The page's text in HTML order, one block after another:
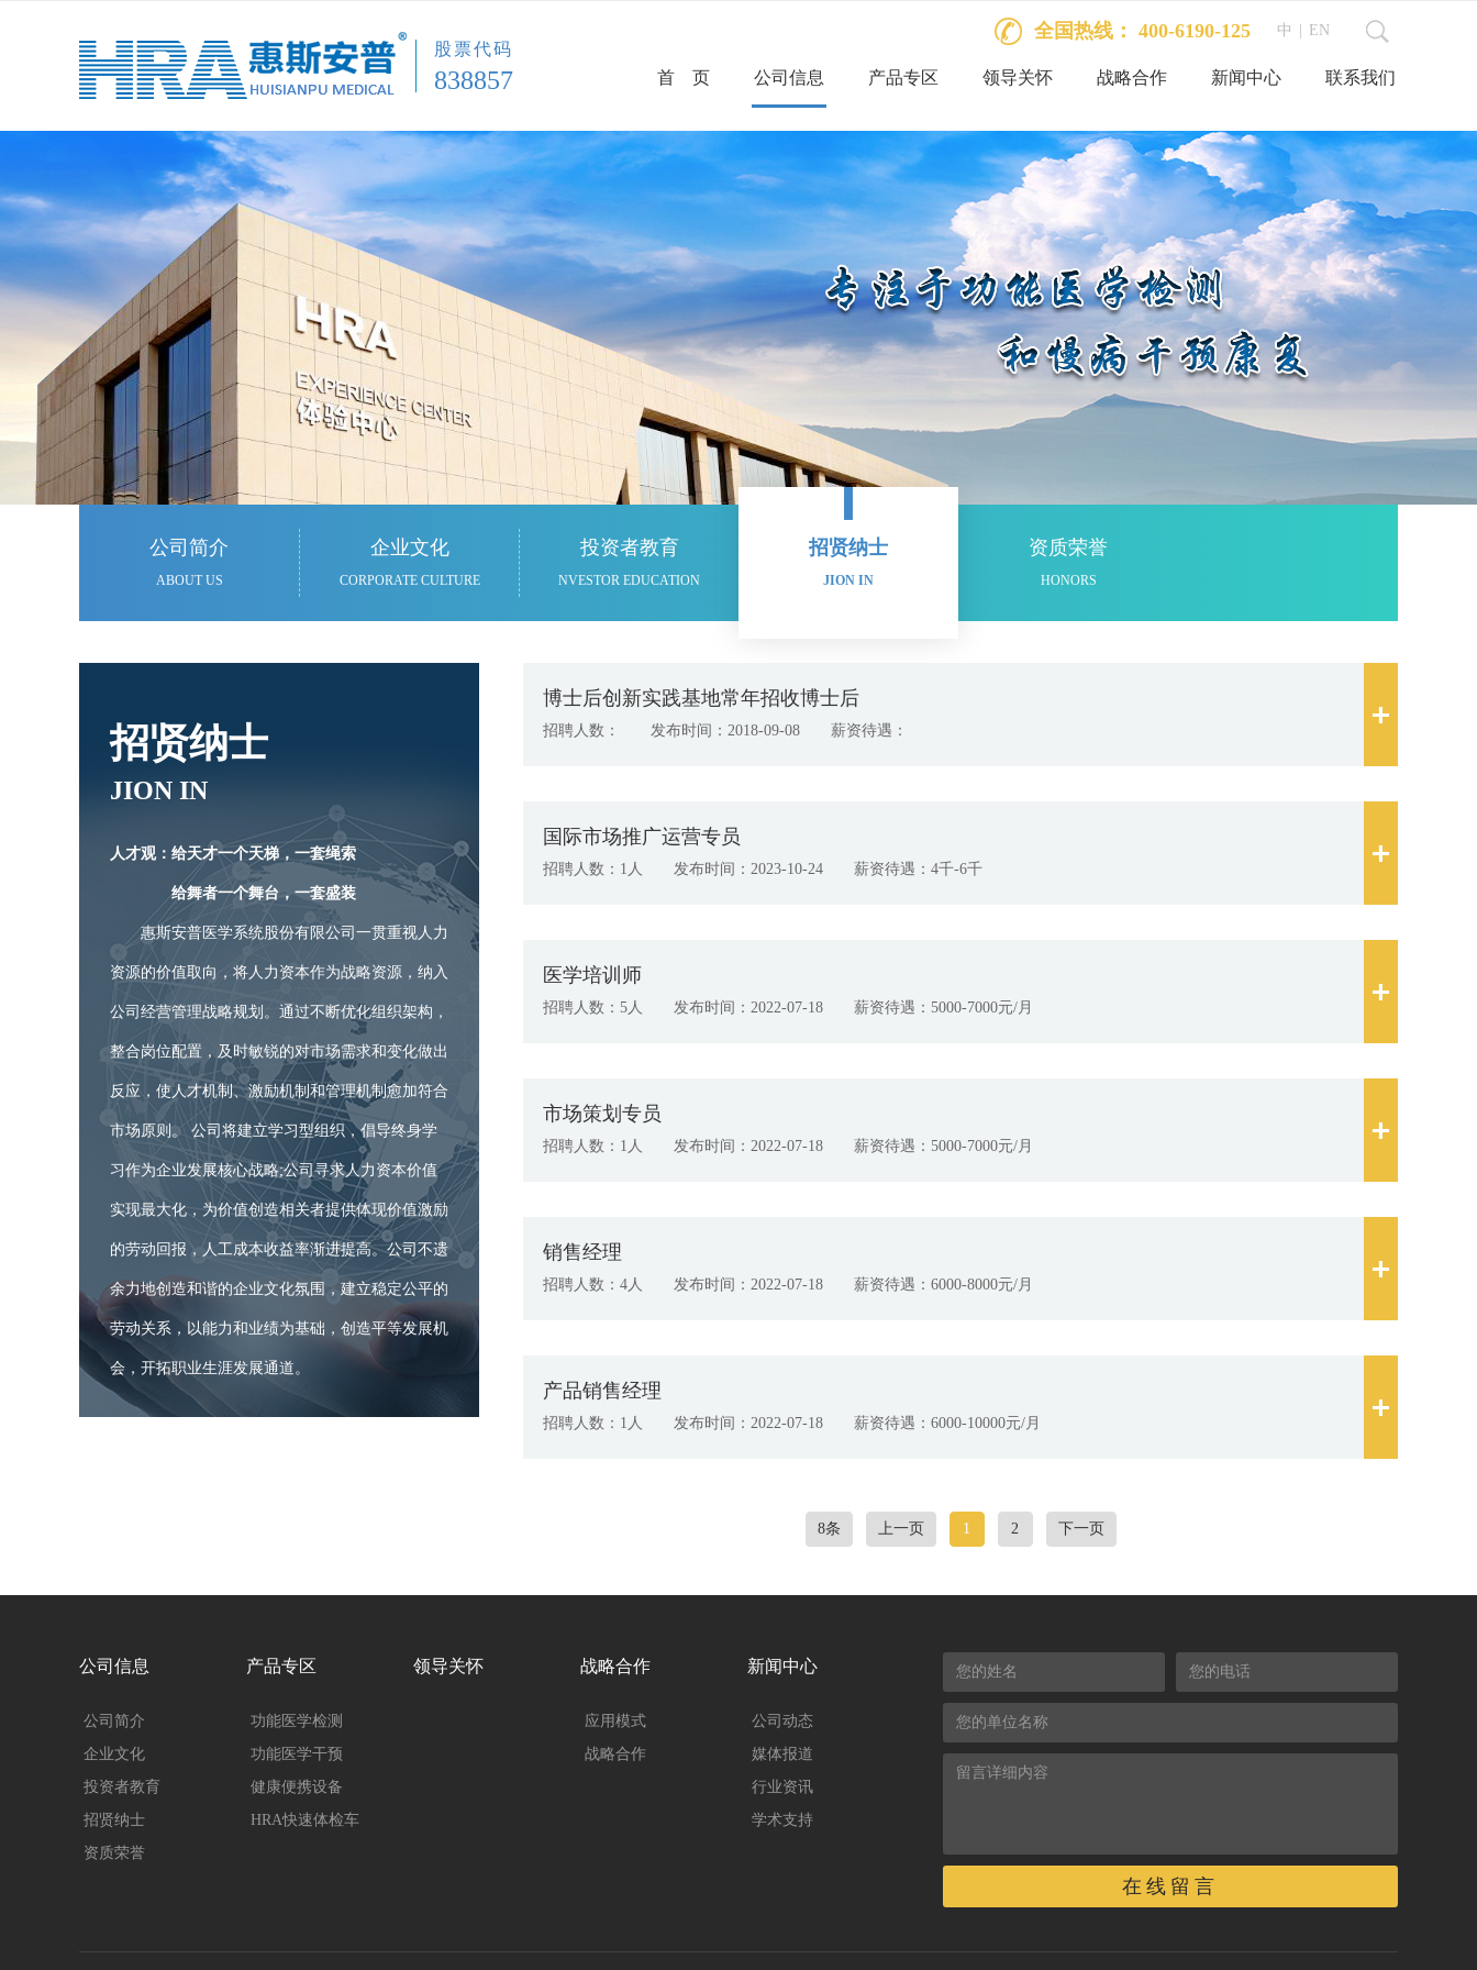
股票代码
838857
中 EN
全国热线： 400-6190-125
首 页 公司信息 产品专区 领导关怀 战略合作 新闻中心 联系我们
公司简介
ABOUT US
企业文化
CORPORATE CULTURE
投资者教育
NVESTOR EDUCATION
招贤纳士
JION IN
资质荣誉
HONORS
招贤纳士
JION IN
人才观：给天才一个天梯，一套绳索
给舞者一个舞台，一套盛装
惠斯安普医学系统股份有限公司一贯重视人力
资源的价值取向，将人力资本作为战略资源，纳入
公司经营管理战略规划。通过不断优化组织架构，
整合岗位配置，及时敏锐的对市场需求和变化做出
反应，使人才机制、激励机制和管理机制愈加符合
市场原则。 公司将建立学习型组织，倡导终身学
习作为企业发展核心战略;公司寻求人力资本价值
实现最大化，为价值创造相关者提供体现价值激励
的劳动回报，人工成本收益率渐进提高。公司不遗
余力地创造和谐的企业文化氛围，建立稳定公平的
劳动关系，以能力和业绩为基础，创造平等发展机
会，开拓职业生涯发展通道。
博士后创新实践基地常年招收博士后
招聘人数： 发布时间：2018-09-08 薪资待遇：
国际市场推广运营专员
招聘人数：1人 发布时间：2023-10-24 薪资待遇：4千-6千
医学培训师
招聘人数：5人 发布时间：2022-07-18 薪资待遇：5000-7000元/月
市场策划专员
招聘人数：1人 发布时间：2022-07-18 薪资待遇：5000-7000元/月
销售经理
招聘人数：4人 发布时间：2022-07-18 薪资待遇：6000-8000元/月
产品销售经理
招聘人数：1人 发布时间：2022-07-18 薪资待遇：6000-10000元/月
8条 上一页 1 2 下一页
公司信息
公司简介
企业文化
投资者教育
招贤纳士
资质荣誉
产品专区
功能医学检测
功能医学干预
健康便携设备
HRA快速体检车
领导关怀 战略合作
应用模式
战略合作
新闻中心
公司动态
媒体报道
行业资讯
学术支持